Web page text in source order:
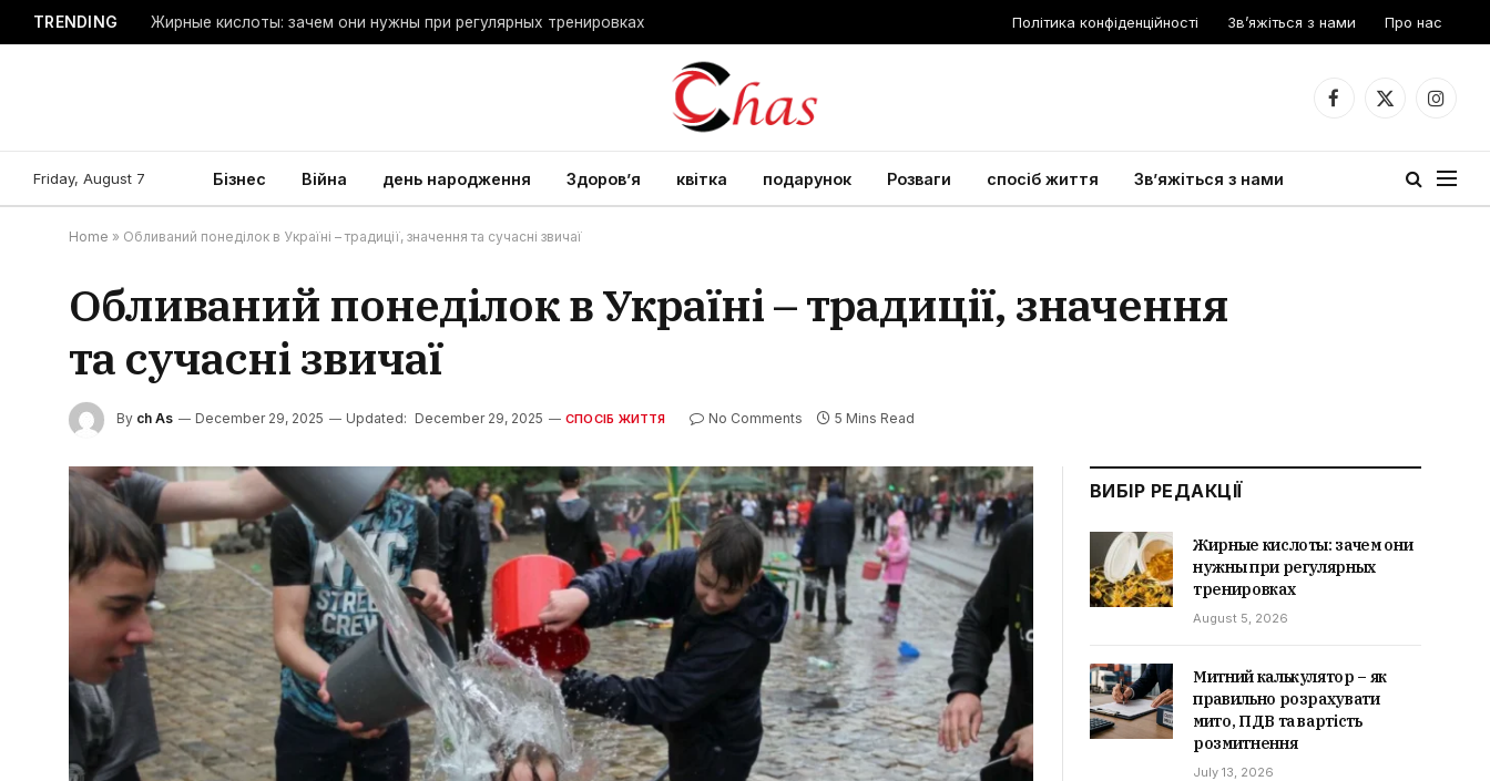
TRENDING Жирные кислоты: зачем они нужны при регулярных тренировках Політика конфіденційності Зв’яжіться з нами Про нас
Facebook
X
Friday, August 7 Бізнес Війна день народження Здоров’я квітка подарунок Розваги спосіб життя Зв’яжіться з нами
Home » Обливаний понеділок в Україні – традиції, значення та сучасні звичаї
Обливаний понеділок в Україні – традиції, значення
та сучасні звичаї
By ch As December 29, 2025 Updated: December 29, 2025 СПОСІБ ЖИТТЯ No Comments 5 Mins Read
ВИБІР РЕДАКЦІЇ
Жирные кислоты: зачем они
нужны при регулярных
тренировках
August 5, 2026
Митний калькулятор – як
правильно розрахувати
мито, ПДВ та вартість
розмитнення
July 13, 2026